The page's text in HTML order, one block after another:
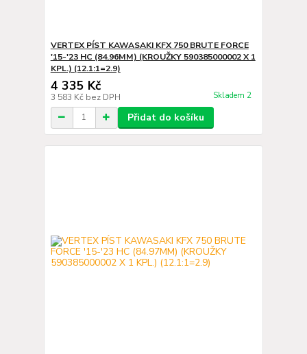
VERTEX PÍST KAWASAKI KFX 750 BRUTE FORCE
'15-'23 HC (84.96MM) (KROUŽKY 590385000002 X 1
KPL.) (12.1:1=2.9)
4 335 Kč
3 583 Kč bez DPH Skladem 2
Přidat do košíku